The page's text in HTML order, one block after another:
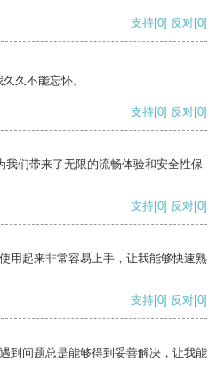
支持[0] 反对[0]
久不能忘怀。
支持[0] 反对[0]
们带来了无限的流畅体验和安全性保
支持[0] 反对[0]
用起来非常容易上手，让我能够快速熟
支持[0] 反对[0]
到问题总是能够得到妥善解决，让我能